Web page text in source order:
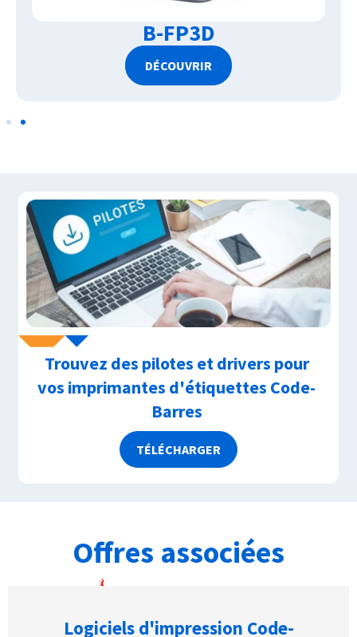
B-FP3D
DÉCOUVRIR
Trouvez des pilotes et drivers pour
vos imprimantes d'étiquettes Code-
Barres
TÉLÉCHARGER
Offres associées
Logiciels d'impression Code-